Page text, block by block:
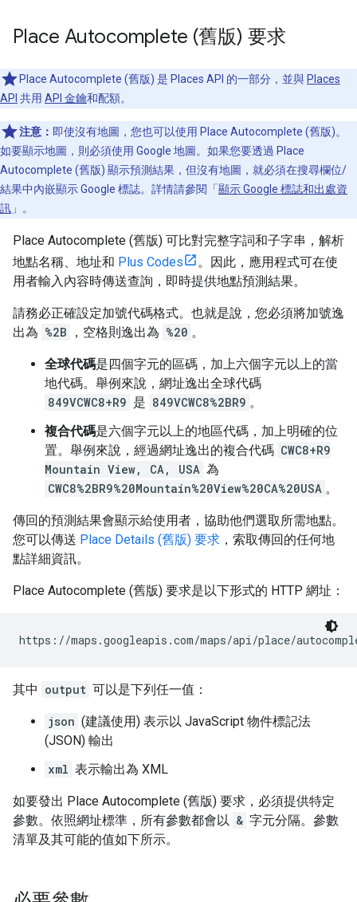
Place Autocomplete (舊版) 要求
Place Autocomplete (舊版) 是 Places API 的一部分，並與 Places
API 共用 API 金鑰和配額。
注意： 即使沒有地圖，您也可以使用 Place Autocomplete (舊版)。
如要顯示地圖，則必須使用 Google 地圖。如果您要透過 Place
Autocomplete (舊版) 顯示預測結果，但沒有地圖，就必須在搜尋欄位/
結果中內嵌顯示 Google 標誌。詳情請參閱「 顯示 Google 標誌和出處資
訊 」。
Place Autocomplete (舊版) 可比對完整字詞和子字串，解析
地點名稱、地址和 Plus Codes
。因此，應用程式可在使
用者輸入內容時傳送查詢，即時提供地點預測結果。
請務必正確設定加號代碼格式。也就是說，您必須將加號逸
出為 %2B ，空格則逸出為 %20 。
全球代碼是四個字元的區碼，加上六個字元以上的當
地代碼。舉例來說，網址逸出全球代碼
849VCWC8+R9 是 849VCWC8%2BR9 。
複合代碼是六個字元以上的地區代碼，加上明確的位
置。舉例來說，經過網址逸出的複合代碼 CWC8+R9
Mountain View, CA, USA 為
CWC8%2BR9%20Mountain%20View%20CA%20USA 。
傳回的預測結果會顯示給使用者，協助他們選取所需地點。
您可以傳送 Place Details (舊版) 要求 ，索取傳回的任何地
點詳細資訊。
Place Autocomplete (舊版) 要求是以下形式的 HTTP 網址：
https://maps.googleapis.com/maps/api/place/
其中 output 可以是下列任一值：
json (建議使用) 表示以 JavaScript 物件標記法
(JSON) 輸出
xml 表示輸出為 XML
如要發出 Place Autocomplete (舊版) 要求，必須提供特定
參數。依照網址標準，所有參數都會以 & 字元分隔。參數
清單及其可能的值如下所示。